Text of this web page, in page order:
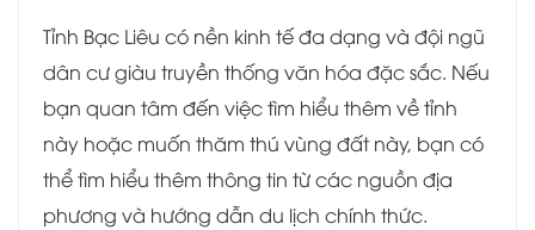
Tỉnh Bạc Liêu có nền kinh tế đa dạng và đội ngũ
dân cư giàu truyền thống văn hóa đặc sắc. Nếu
bạn quan tâm đến việc tìm hiểu thêm về tỉnh
này hoặc muốn thăm thú vùng đất này, bạn có
thể tìm hiểu thêm thông tin từ các nguồn địa
phương và hướng dẫn du lịch chính thức.